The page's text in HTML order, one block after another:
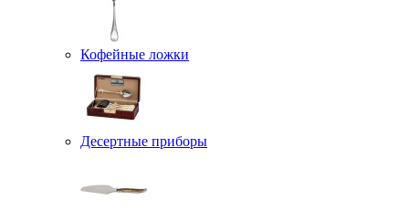
Кофейные ложки
Десертные приборы